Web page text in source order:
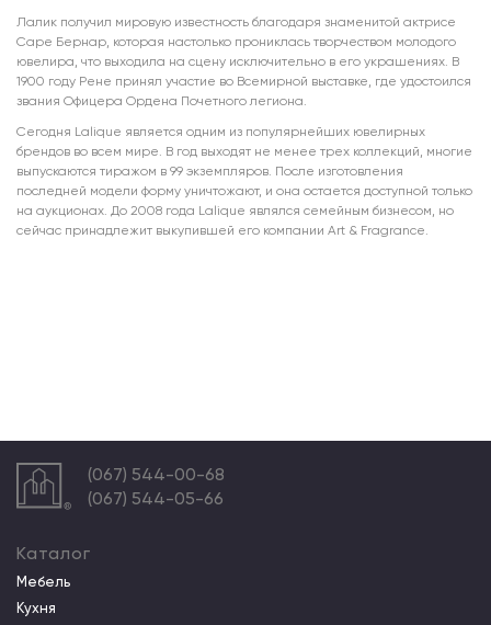
Лалик получил мировую известность благодаря знаменитой актрисе
Саре Бернар, которая настолько прониклась творчеством молодого
ювелира, что выходила на сцену исключительно в его украшениях. В
1900 году Рене принял участие во Всемирной выставке, где удостоился
звания Офицера Ордена Почетного легиона.
Сегодня Lalique является одним из популярнейших ювелирных
брендов во всем мире. В год выходят не менее трех коллекций, многие
выпускаются тиражом в 99 экземпляров. После изготовления
последней модели форму уничтожают, и она остается доступной только
на аукционах. До 2008 года Lalique являлся семейным бизнесом, но
сейчас принадлежит выкупившей его компании Art & Fragrance.
(067) 544-00-68
(067) 544-05-66
Каталог
Мебель
Кухня